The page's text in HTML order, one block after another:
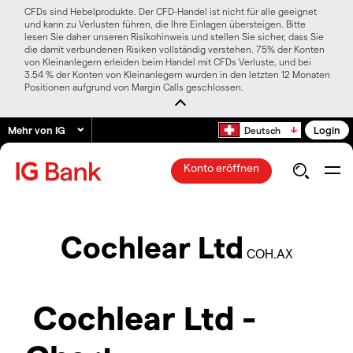
CFDs sind Hebelprodukte. Der CFD-Handel ist nicht für alle geeignet
und kann zu Verlusten führen, die Ihre Einlagen übersteigen. Bitte
lesen Sie daher unseren Risikohinweis und stellen Sie sicher, dass Sie
die damit verbundenen Risiken vollständig verstehen. 75% der Konten
von Kleinanlegern erleiden beim Handel mit CFDs Verluste, und bei
3.54 % der Konten von Kleinanlegern wurden in den letzten 12 Monaten
Positionen aufgrund von Margin Calls geschlossen.
Mehr von IG Deutsch Login
Konto eröffnen
Cochlear Ltd COH.AX
Cochlear Ltd -